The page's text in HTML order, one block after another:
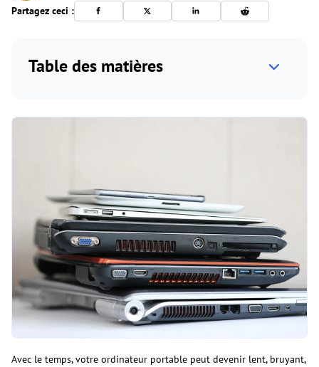
Partagez ceci :
Table des matières
Avec le temps, votre ordinateur portable peut devenir lent, bruyant,